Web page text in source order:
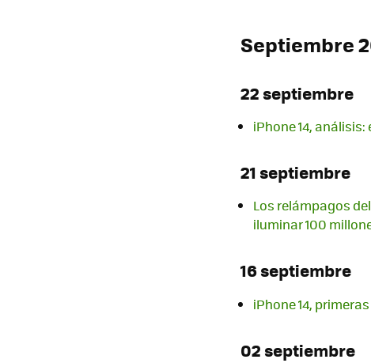
Septiembre
22 septiembre
iPhone 14,
21 septiembre
Los relámpagos
iluminar 100
16 septiembre
iPhone 14,
02 septiembre